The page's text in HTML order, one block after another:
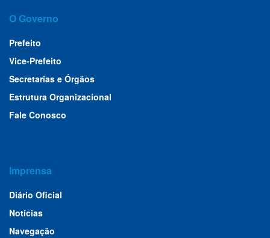
O Governo
Prefeito
Vice-Prefeito
Secretarias e Órgãos
Estrutura Organizacional
Fale Conosco
Imprensa
Diário Oficial
Notícias
Navegação